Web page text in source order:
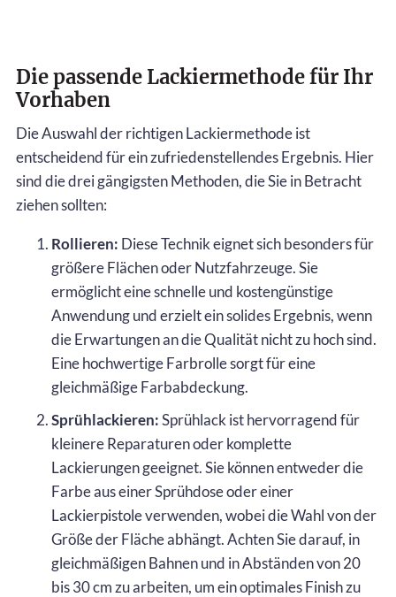
Die passende Lackiermethode für Ihr
Vorhaben
Die Auswahl der richtigen Lackiermethode ist
entscheidend für ein zufriedenstellendes Ergebnis. Hier
sind die drei gängigsten Methoden, die Sie in Betracht
ziehen sollten:
Rollieren: Diese Technik eignet sich besonders für
größere Flächen oder Nutzfahrzeuge. Sie
ermöglicht eine schnelle und kostengünstige
Anwendung und erzielt ein solides Ergebnis, wenn
die Erwartungen an die Qualität nicht zu hoch sind.
Eine hochwertige Farbrolle sorgt für eine
gleichmäßige Farbabdeckung.
Sprühlackieren:Sprühlack ist hervorragend für
kleinere Reparaturen oder komplette
Lackierungen geeignet. Sie können entweder die
Farbe aus einer Sprühdose oder einer
Lackierpistole verwenden, wobei die Wahl von der
Größe der Fläche abhängt. Achten Sie darauf, in
gleichmäßigen Bahnen und in Abständen von 20
bis 30 cm zu arbeiten, um ein optimales Finish zu